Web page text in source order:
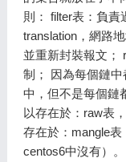
則： filter表：負責
translation，網路
並重新封裝報文；
制； 因為每個鏈
中，但不是每個鏈
以存在於：raw表
存在於：mangle表
centos6中沒有）